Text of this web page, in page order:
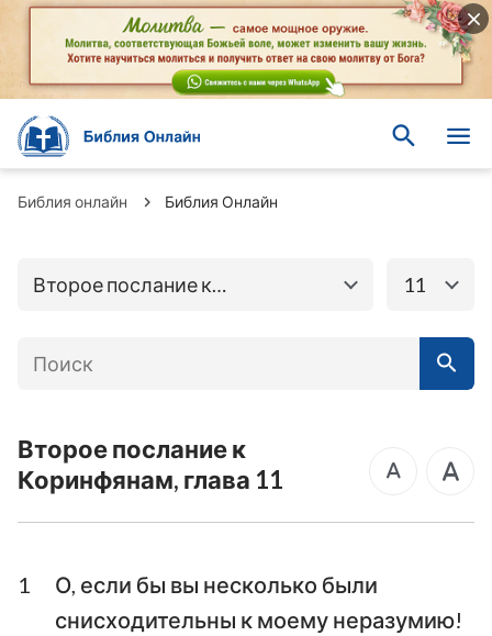
Библия онлайн Библия Онлайн
Второе послание к
Книги Ветхого
завета
Евангелие от
Второе послание к
Послание к Галатам
Послание к
Филиппийцам
Колоссянам
Первое послание к
Второе послание к
11
Второе послание к
Коринфянам, глава 11
1
О, если бы вы несколько были
снисходительны к моему неразумию!